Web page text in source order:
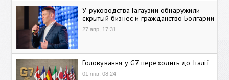
У руководства Гагаузии обнаружили
скрытый бизнес и гражданство Болгарии
27 апр, 17:31
Головування у G7 переходить до Італії
01 янв, 08:24